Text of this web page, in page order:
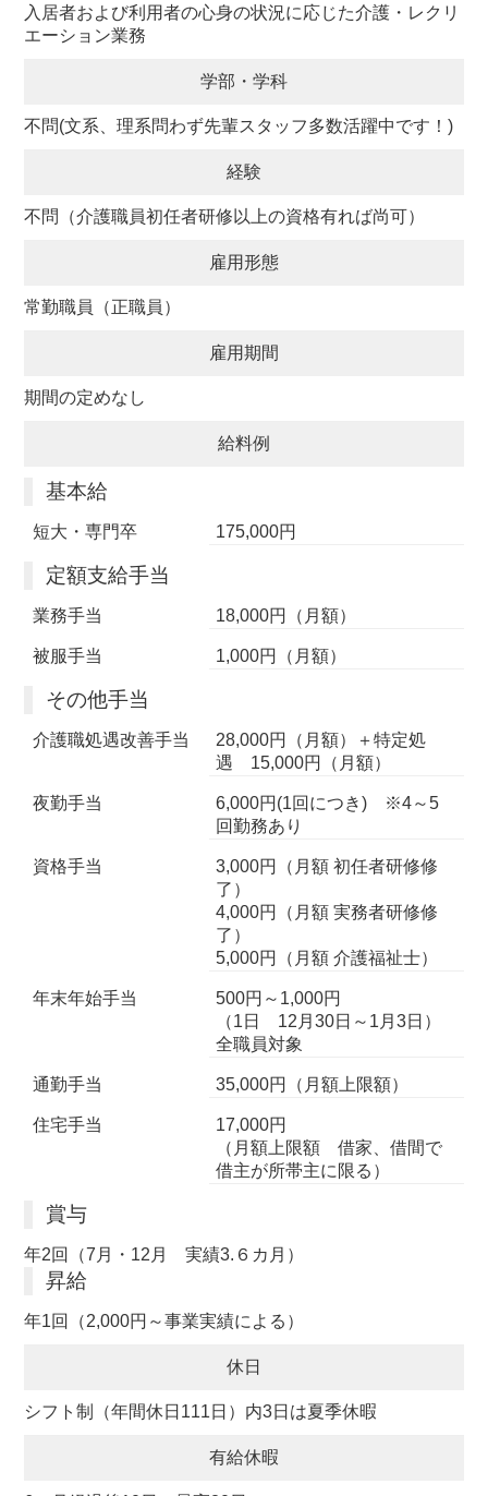
入居者および利用者の心身の状況に応じた介護・レクリ
エーション業務
学部・学科
不問(文系、理系問わず先輩スタッフ多数活躍中です！)
経験
不問（介護職員初任者研修以上の資格有れば尚可）
雇用形態
常勤職員（正職員）
雇用期間
期間の定めなし
給料例
基本給
短大・専門卒 175,000円
定額支給手当
業務手当 18,000円（月額）
被服手当 1,000円（月額）
その他手当
介護職処遇改善手当
28,000円（月額）＋特定処
遇 15,000円（月額）
夜勤手当
6,000円(1回につき) ※4～5
回勤務あり
資格手当
3,000円（月額 初任者研修修
了）
4,000円（月額 実務者研修修
了）
5,000円（月額 介護福祉士）
年末年始手当
500円～1,000円
（1日 12月30日～1月3日）
全職員対象
通勤手当 35,000円（月額上限額）
住宅手当
17,000円
（月額上限額 借家、借間で
借主が所帯主に限る）
賞与
年2回（7月・12月 実績3.６カ月）
昇給
年1回（2,000円～事業実績による）
休日
シフト制（年間休日111日）内3日は夏季休暇
有給休暇